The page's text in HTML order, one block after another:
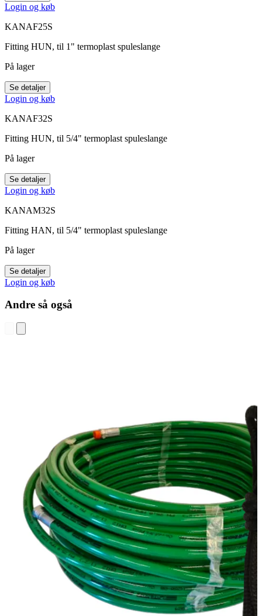
Login og køb
KANAF25S
Fitting HUN, til 1" termoplast spuleslange
På lager
Se detaljer
Login og køb
KANAF32S
Fitting HUN, til 5/4" termoplast spuleslange
På lager
Se detaljer
Login og køb
KANAM32S
Fitting HAN, til 5/4" termoplast spuleslange
På lager
Se detaljer
Login og køb
Andre så også